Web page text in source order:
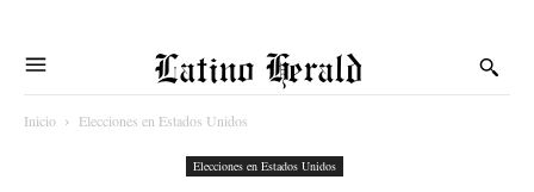
Latino Herald
Inicio Elecciones en Estados Unidos
Elecciones en Estados Unidos